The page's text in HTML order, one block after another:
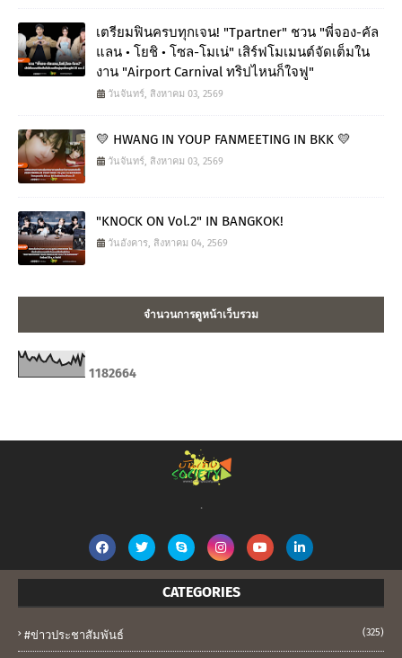
เตรียมฟินครบทุกเจน! "Tpartner" ชวน "พี่จอง-คัล
แลน • โยชิ • โซล-โมเน่" เสิร์ฟโมเมนต์จัดเต็มใน
งาน "Airport Carnival ทริปไหนก็ใจฟู"
วันจันทร์, สิงหาคม 03, 2569
💛 HWANG IN YOUP FANMEETING IN BKK 💛
วันจันทร์, สิงหาคม 03, 2569
"KNOCK ON Vol.2" IN BANGKOK!
วันอังคาร, สิงหาคม 04, 2569
จำนวนการดูหน้าเว็บรวม
1182664
.
CATEGORIES
#ข่าวประชาสัมพันธ์ (325)